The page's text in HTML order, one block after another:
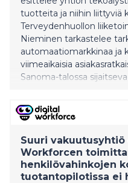
tuotteita ja niihin liittyviä
Terveydenhuollon
Nieminen tarkastelee
automaatiomarkkinaa ja
viimeaikaisia
Sanoma-talossa
Suuri
Workforcen
henkilövahinkojen
tuotantopilotissa ei